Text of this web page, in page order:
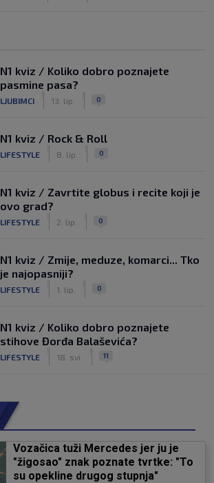
N1 kviz / Koliko dobro poznajete
pasmine pasa?
LJUBIMCI 13. lip. 0
N1 kviz / Rock & Roll
LIFESTYLE 8. lip. 0
N1 kviz / Zavrtite globus i recite koji je
ovo grad?
LIFESTYLE 2. lip. 0
N1 kviz / Zmije, meduze, komarci... Tko
je najopasniji?
LIFESTYLE 1. lip. 0
N1 kviz / Koliko dobro poznajete
stihove Đorđa Balaševića?
LIFESTYLE 18. svi. 11
Vozačica tuži Mercedes jer ju je
"žigosao" znak poznate tvrtke: "To
su opekline drugog stupnja"